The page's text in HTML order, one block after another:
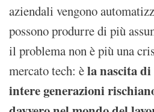
aziendali vengono
possono produrre di più
il problema non è più una
mercato tech: èla nascita
intere generazioni